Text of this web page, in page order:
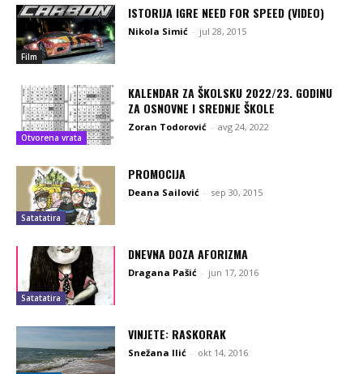
Film
ISTORIJA IGRE NEED FOR SPEED (VIDEO)
Nikola Simić - jul 28, 2015
Otvorena vrata
KALENDAR ZA ŠKOLSKU 2022/23. GODINU
ZA OSNOVNE I SREDNJE ŠKOLE
Zoran Todorović - avg 24, 2022
Satatatira
PROMOCIJA
Deana Sailović - sep 30, 2015
Satatatira
DNEVNA DOZA AFORIZMA
Dragana Pašić - jun 17, 2016
VINJETE: RASKORAK
Snežana Ilić - okt 14, 2016